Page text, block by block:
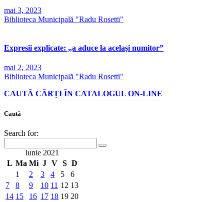
mai 3, 2023
Biblioteca Municipală "Radu Rosetti"
Expresii explicate: „a aduce la același numitor”
mai 2, 2023
Biblioteca Municipală "Radu Rosetti"
CAUTĂ CĂRȚI ÎN CATALOGUL ON-LINE
Caută
Search for:
iunie 2021
L Ma Mi J V S D
1
2 3 4 5
6
7
8 9 10 11 12 13
14 15 16 17 18 19 20